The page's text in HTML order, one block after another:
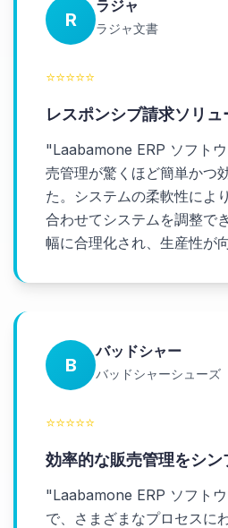
R
ラジャ
ラジャ文書
⭐⭐⭐⭐⭐
レスポンシブ請求ソリ
"Laabamone ERP ソフト
売管理が驚くほど簡単かつ
た。システムの柔軟性によ
合わせてシステムを調整で
幅に合理化され、生産性が
B
バッドシャー
バッドシャーシューズ
⭐⭐⭐⭐⭐
効率的な販売管理をシン
"Laabamone ERP ソフト
で、さまざまなプロセスに